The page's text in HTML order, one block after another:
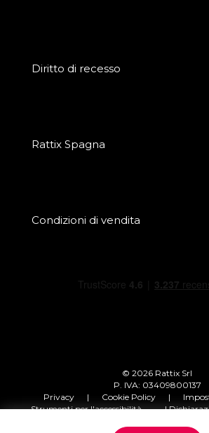
Diritto di recesso
Rattix Spagna
Condizioni di vendita
© 2026 Rattix Srl
P. IVA: 03409800137
Privacy
| Cookie Policy |
Strumenti per l'accessibilità
|